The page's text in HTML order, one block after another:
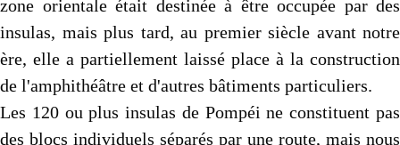
zone orientale était destinée à être occupée par des
insulas, mais plus tard, au premier siècle avant notre
ère, elle a partiellement laissé place à la construction
de l'amphithéâtre et d'autres bâtiments particuliers.
Les 120 ou plus insulas de Pompéi ne constituent pas
des blocs individuels séparés par une route, mais nous